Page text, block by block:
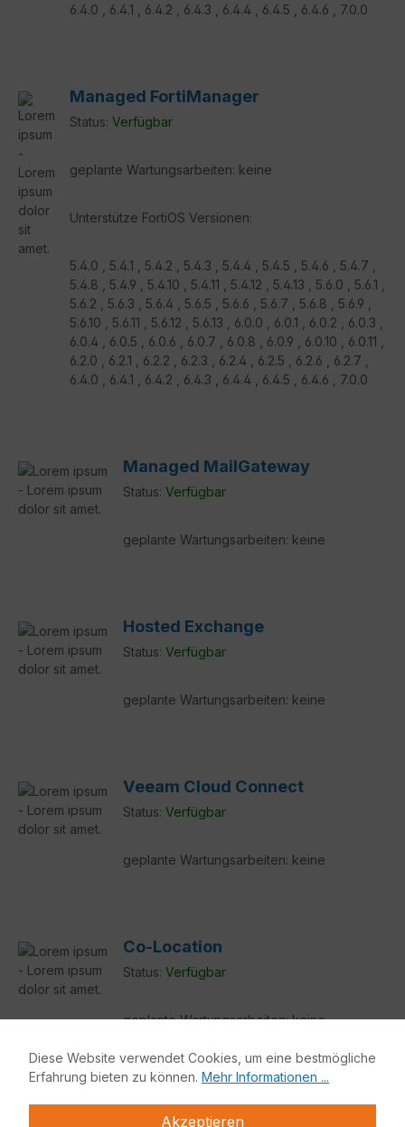
6.4.0 , 6.4.1 , 6.4.2 , 6.4.3 , 6.4.4 , 6.4.5 , 6.4.6 , 7.0.0
Managed FortiManager
Status: Verfügbar
geplante Wartungsarbeiten: keine
Unterstütze FortiOS Versionen:
5.4.0 , 5.4.1 , 5.4.2 , 5.4.3 , 5.4.4 , 5.4.5 , 5.4.6 , 5.4.7 ,
5.4.8 , 5.4.9 , 5.4.10 , 5.4.11 , 5.4.12 , 5.4.13 , 5.6.0 , 5.6.1 ,
5.6.2 , 5.6.3 , 5.6.4 , 5.6.5 , 5.6.6 , 5.6.7 , 5.6.8 , 5.6.9 ,
5.6.10 , 5.6.11 , 5.6.12 , 5.6.13 , 6.0.0 , 6.0.1 , 6.0.2 , 6.0.3 ,
6.0.4 , 6.0.5 , 6.0.6 , 6.0.7 , 6.0.8 , 6.0.9 , 6.0.10 , 6.0.11 ,
6.2.0 , 6.2.1 , 6.2.2 , 6.2.3 , 6.2.4 , 6.2.5 , 6.2.6 , 6.2.7 ,
6.4.0 , 6.4.1 , 6.4.2 , 6.4.3 , 6.4.4 , 6.4.5 , 6.4.6 , 7.0.0
Managed MailGateway
Status: Verfügbar
geplante Wartungsarbeiten: keine
Hosted Exchange
Status: Verfügbar
geplante Wartungsarbeiten: keine
Veeam Cloud Connect
Status: Verfügbar
geplante Wartungsarbeiten: keine
Co-Location
Status: Verfügbar
geplante Wartungsarbeiten: keine
Diese Website verwendet Cookies, um eine bestmögliche
Erfahrung bieten zu können. Mehr Informationen ...
Akzeptieren